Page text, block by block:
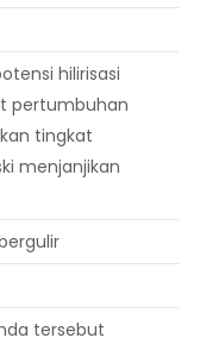
hilirisasi
pertumbuhan
tingkat
menjanjikan
tersebut